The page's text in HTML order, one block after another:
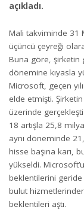
açıkladı.
Mali takviminde 31
üçüncü çeyreği
Buna göre, şirketin
dönemine kıyasla
Microsoft, geçen
elde etmişti.
üzerinde
18 artışla 25,8
aynı döneminde
hisse başına karı,
yükseldi.
beklentilerini geride
bulut
beklentileri aştı.